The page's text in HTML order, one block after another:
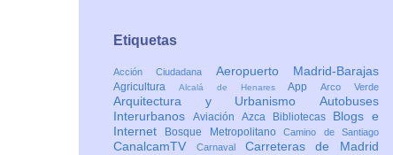
Etiquetas
Acción Ciudadana Aeropuerto Madrid-Barajas
Agricultura Alcalá de HenaresAppArco Verde
Arquitectura y Urbanismo Autobuses
Interurbanos Aviación Azca Bibliotecas Blogs e
Internet
Bosque MetropolitanoCamino de Santiago
CanalcamTV Carnaval Carreteras de Madrid